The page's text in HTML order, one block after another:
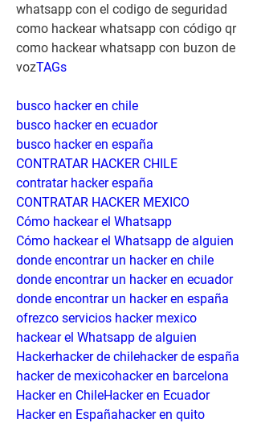
whatsapp con el codigo de seguridad
como hackear whatsapp con código qr
como hackear whatsapp con buzon de
vozTAGs
busco hacker en chile
busco hacker en ecuador
busco hacker en españa
CONTRATAR HACKER CHILE
contratar hacker españa
CONTRATAR HACKER MEXICO
Cómo hackear el Whatsapp
Cómo hackear el Whatsapp de alguien
donde encontrar un hacker en chile
donde encontrar un hacker en ecuador
donde encontrar un hacker en españa
ofrezco servicios hacker mexico
hackear el Whatsapp de alguien
Hackerhacker de chilehacker de españa
hacker de mexicohacker en barcelona
Hacker en ChileHacker en Ecuador
Hacker en Españahacker en quito